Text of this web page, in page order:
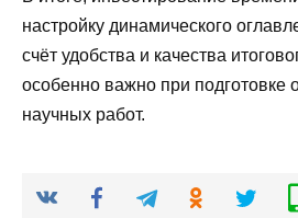
настройку динамического
счёт удобства и качества
особенно важно при подготовке
научных работ.